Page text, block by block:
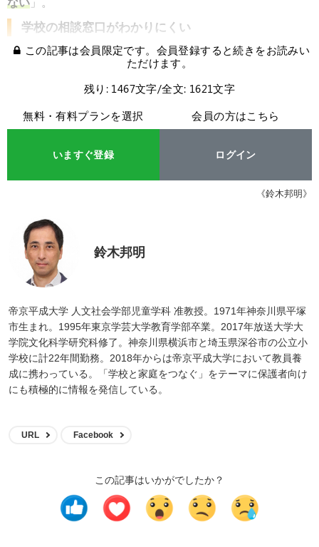
ない 」。
学校の相談窓口がわかりにくい
この記事は会員限定です。会員登録すると続きをお読みい
ただけます。
残り: 1467文字/全文: 1621文字
無料・有料プランを選択
いますぐ登録
会員の方はこちら
ログイン
《鈴木邦明》
鈴木邦明
帝京平成大学 人文社会学部児童学科 准教授。1971年神奈川県平塚
市生まれ。1995年東京学芸大学教育学部卒業。2017年放送大学大
学院文化科学研究科修了。神奈川県横浜市と埼玉県深谷市の公立小
学校に計22年間勤務。2018年からは帝京平成大学において教員養
成に携わっている。「学校と家庭をつなぐ」をテーマに保護者向け
にも積極的に情報を発信している。
URL Facebook
この記事はいかがでしたか？